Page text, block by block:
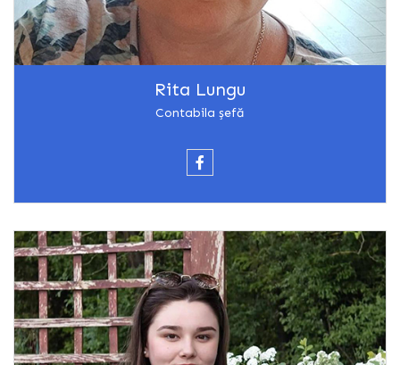
Rita Lungu
Contabila șefă